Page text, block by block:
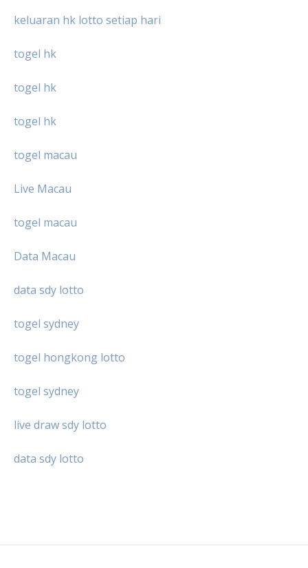
keluaran hk lotto setiap hari
togel hk
togel hk
togel hk
togel macau
Live Macau
togel macau
Data Macau
data sdy lotto
togel sydney
togel hongkong lotto
togel sydney
live draw sdy lotto
data sdy lotto